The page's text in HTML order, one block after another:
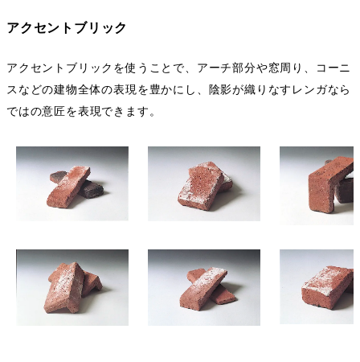
アクセントブリック
アクセントブリックを使うことで、アーチ部分や窓周り、コーニ
スなどの建物全体の表現を豊かにし、陰影が織りなすレンガなら
ではの意匠を表現できます。